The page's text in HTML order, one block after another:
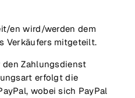
en wird/werden dem
Verkäufers mitgeteilt.
Zahlungsdienst
erfolgt die
wobei sich PayPal